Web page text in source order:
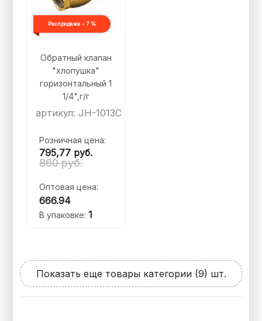
Распродажа - 7 %
Обратный клапан
"хлопушка"
горизонтальный 1
1/4",г/г
артикул: JH-1013C
Розничная цена:
795,77 руб.
860 руб.
Оптовая цена:
666.94
В упаковке:1
Показать еще товары категории (9) шт.